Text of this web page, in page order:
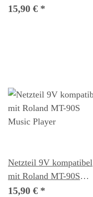
Effektgerät
15,90 € *
Netzteil 9V kompatibel
mit Roland MT-90S
Music Player
15,90 € *